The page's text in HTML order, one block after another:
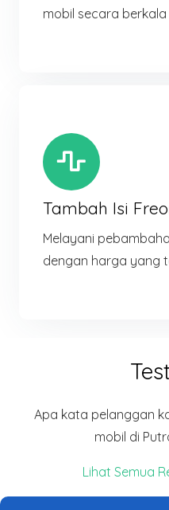
mobil secara berkala
Tambah Isi
Melayani
dengan harga yang
Apa kata pelanggan
mobil di
Lihat Semua